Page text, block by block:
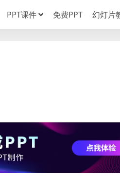
PPT课件 免费PPT 幻灯片